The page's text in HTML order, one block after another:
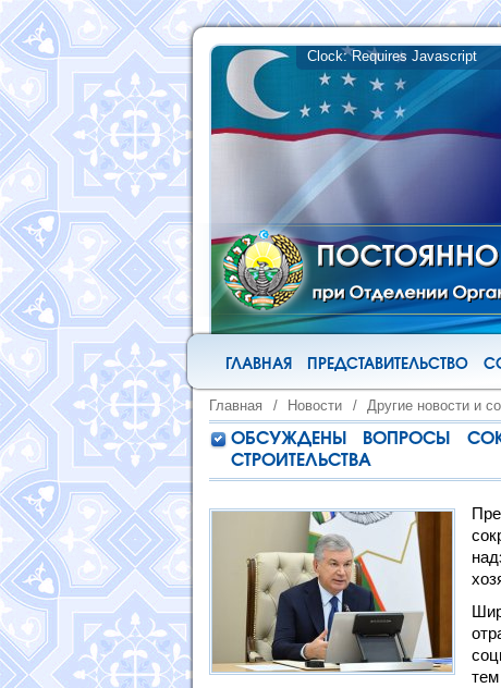
ГЛАВНАЯ ПРЕДСТАВИТЕЛЬСТВО
Главная / Новости / Другие новости и
ОБСУЖДЕНЫ ВОПРОСЫ
СТРОИТЕЛЬСТВА